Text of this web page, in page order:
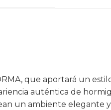
que aportará un
auténtica de
un ambiente